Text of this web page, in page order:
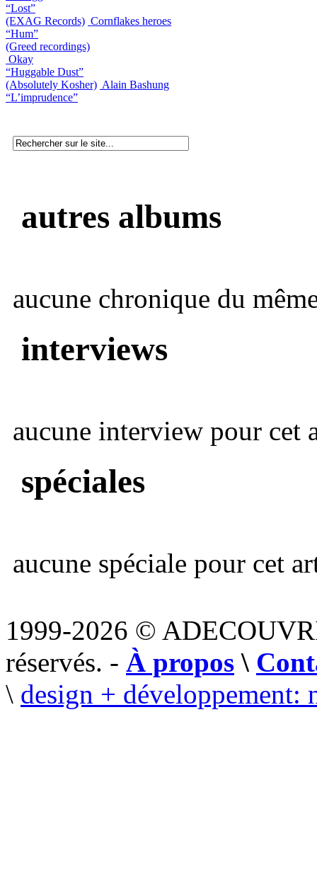
“Lost”
(EXAG Records) Cornflakes heroes
“Hum”
(Greed recordings)
Okay
“Huggable Dust”
(Absolutely Kosher) Alain Bashung
“L’imprudence”
autres albums
aucune chronique du
interviews
aucune interview pour cet
spéciales
aucune spéciale pour cet
1999-2026 ©
réservés. - À propos \
\ design + développement: